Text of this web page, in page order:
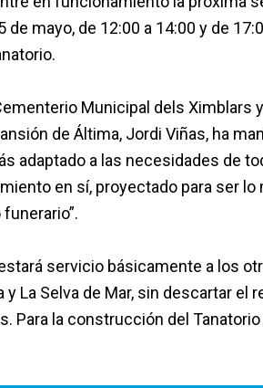
mayo, de 12:00 a 14:00 y de
Municipal dels Ximblars
de Áltima, Jordi Viñas, ha
adaptado a las necesidades de
en sí, proyectado para ser
servicio básicamente a los
y La Selva de Mar, sin descartar el
la construcción del Tanatorio